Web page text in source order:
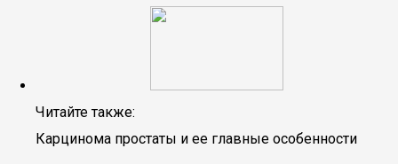
Читайте также:
Карцинома простаты и ее главные особенности